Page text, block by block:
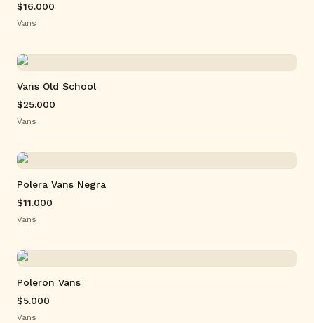
$16.000
Vans
Vans Old School
$25.000
Vans
Polera Vans Negra
$11.000
Vans
Poleron Vans
$5.000
Vans